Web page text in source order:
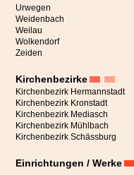
Urwegen
Weidenbach
Weilau
Wolkendorf
Zeiden
Kirchenbezirke
Kirchenbezirk Hermannstadt
Kirchenbezirk Kronstadt
Kirchenbezirk Mediasch
Kirchenbezirk Mühlbach
Kirchenbezirk Schässburg
Einrichtungen / Werke